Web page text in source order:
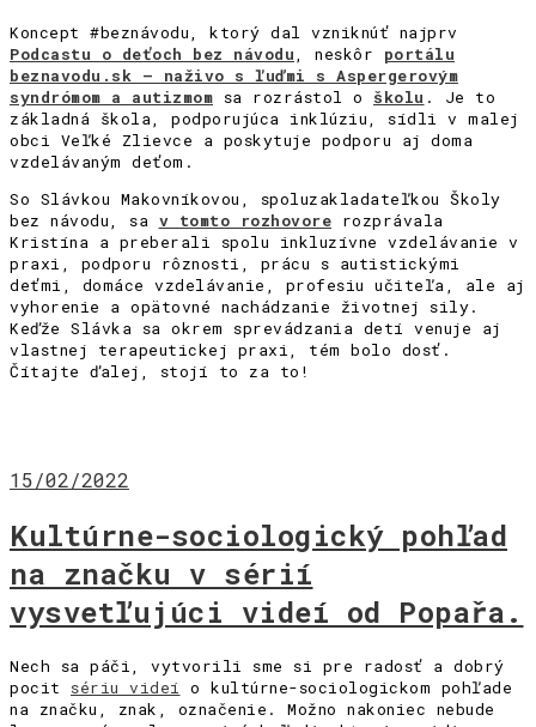
Koncept #beznávodu, ktorý dal vzniknúť najprv
Podcastu o deťoch bez návodu, neskôr portálu
beznavodu.sk – naživo s ľuďmi s Aspergerovým
syndrómom a autizmom sa rozrástol o školu . Je to
základná škola, podporujúca inklúziu, sídli v malej
obci Veľké Zlievce a poskytuje podporu aj doma
vzdelávaným deťom.
So Slávkou Makovníkovou, spoluzakladateľkou Školy
bez návodu, sa v tomto rozhovore rozprávala
Kristína a preberali spolu inkluzívne vzdelávanie v
praxi, podporu rôznosti, prácu s autistickými
deťmi, domáce vzdelávanie, profesiu učiteľa, ale aj
vyhorenie a opätovné nachádzanie životnej sily.
Keďže Slávka sa okrem sprevádzania detí venuje aj
vlastnej terapeutickej praxi, tém bolo dosť.
Čítajte ďalej, stojí to za to!
15/02/2022
Kultúrne-sociologický pohľad
na značku v sérií
vysvetľujúci videí od Popařa.
Nech sa páči, vytvorili sme si pre radosť a dobrý
pocit sériu videí o kultúrne-sociologickom pohľade
na značku, znak, označenie. Možno nakoniec nebude